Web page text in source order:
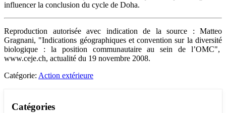
influencer la conclusion du cycle de Doha.
Reproduction autorisée avec indication de la source : Matteo
Gragnani, "Indications géographiques et convention sur la diversité
biologique : la position communautaire au sein de l’OMC",
www.ceje.ch, actualité du 19 novembre 2008.
Catégorie: Action extérieure
Catégories